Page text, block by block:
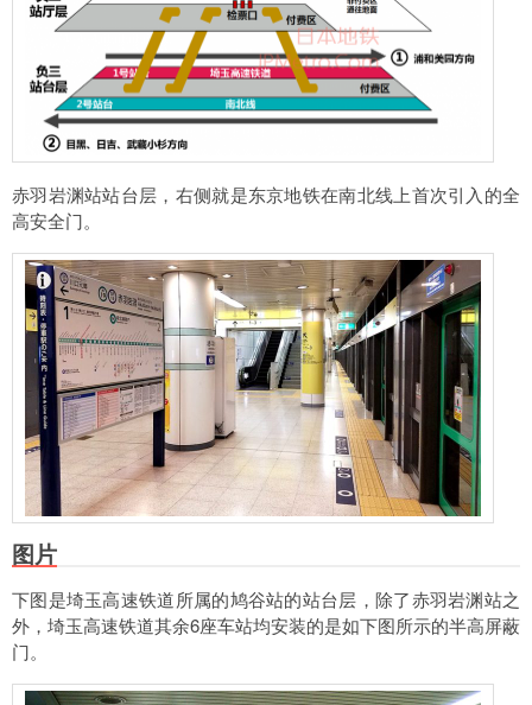
赤羽岩渊站站台层，右侧就是东京地铁在南北线上首次引入的全
高安全门。
图片
下图是埼玉高速铁道所属的鸠谷站的站台层，除了赤羽岩渊站之
外，埼玉高速铁道其余6座车站均安装的是如下图所示的半高屏蔽
门。